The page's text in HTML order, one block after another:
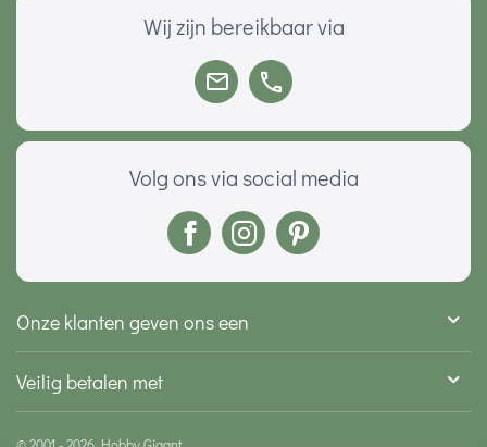
Wij zijn bereikbaar via
Volg ons via social media
Onze klanten geven ons een
Veilig betalen met